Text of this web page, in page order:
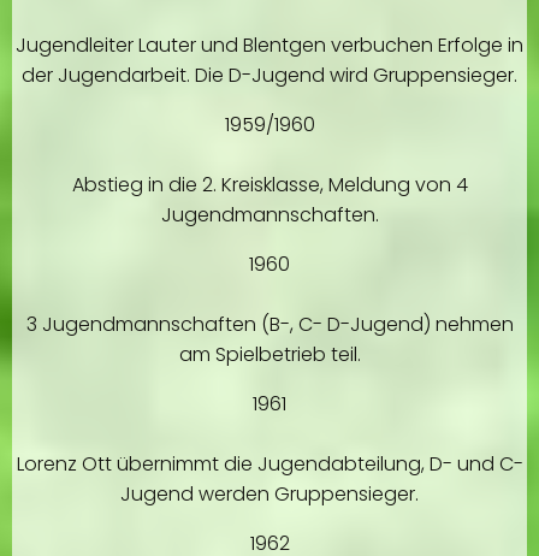
Jugendleiter Lauter und Blentgen verbuchen Erfolge in
der Jugendarbeit. Die D-Jugend wird Gruppensieger.
1959/1960
Abstieg in die 2. Kreisklasse, Meldung von 4
Jugendmannschaften.
1960
3 Jugendmannschaften (B-, C- D-Jugend) nehmen
am Spielbetrieb teil.
1961
Lorenz Ott übernimmt die Jugendabteilung, D- und C-
Jugend werden Gruppensieger.
1962